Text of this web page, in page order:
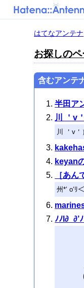
はてなアンテナ
お探しの
含むアンテ
半田ア
川 ＇v
川 ＇v＇
keyan
［あん
州*‘ o‘ﾘ
ﾉﾉl∂_∂’
|ぺ
|￣
ノ